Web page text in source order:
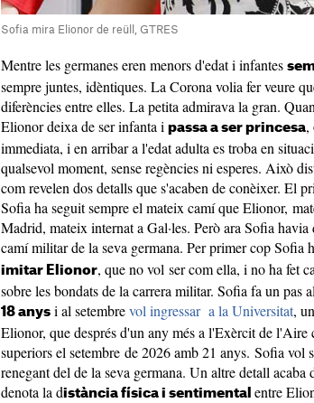
Sofia mira Elionor de reüll, GTRES
Mentre les germanes eren menors d'edat i infantes
sempre juntes, idèntiques. La Corona volia fer veure
diferències entre elles. La petita admirava la gran.
Elionor deixa de ser infanta i passa a ser princesa,
immediata, i en arribar a l'edat adulta es troba en
qualsevol moment, sense regències ni esperes. Això
com revelen dos detalls que s'acaben de conèixer. El
Sofia ha seguit sempre el mateix camí que Elionor,
Madrid, mateix internat a Gal·les. Però ara Sofia
camí militar de la seva germana. Per primer cop Sofia
imitar Elionor, que no vol ser com ella, i no ha fet
sobre les bondats de la carrera militar. Sofia fa un pas
18 anys i al setembrevol ingressar a la Universitat,
Elionor, que després d'un any més a l'Exèrcit de l'Aire
superiors el setembre de 2026 amb 21 anys. Sofia vol
renegant del de la seva germana. Un altre detall acaba
denota la distància física i sentimental entre